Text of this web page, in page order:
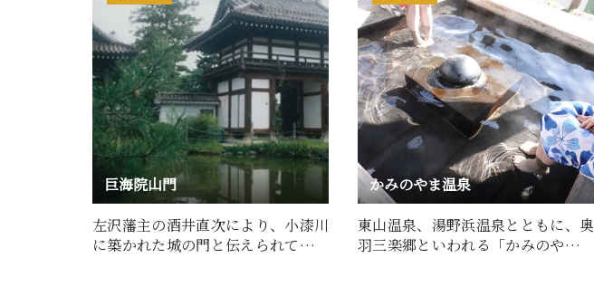
巨海院山門
左沢藩主の酒井直次により、小漆川
に築かれた城の門と伝えられていま
かみのやま温泉
東山温泉、湯野浜温泉とともに、奥
羽三楽郷といわれる「かみのやま温